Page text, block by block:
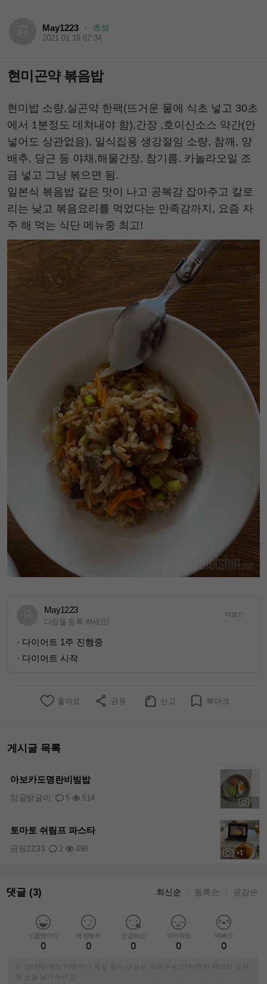
May1223 · 초보
2021.01.19 07:34
현미곤약 볶음밥
현미밥 소량,실곤약 한팩(뜨거운 물에 식초 넣고 30초
에서 1분정도 데쳐내야 함),간장 ,호이신소스 약간(안
넣어도 상관없음), 일식집용 생강절임 소량, 참깨, 양
배추, 당근 등 야채,해물간장, 참기름. 카놀라오일 조
금 넣고 그냥 볶으면 됨.
일본식 볶음밥 같은 맛이 나고 공복감 잡아주고 칼로
리는 낮고 볶음요리를 먹었다는 만족감까지, 요즘 자
주 해 먹는 식단 메뉴중 최고!
May1223
다짐을 등록 하세요!
더보기
· 다이어트 1주 진행중
· 다이어트 시작
좋아요 공유 신고 북마크
게시글 목록
아보카도명란비빔밥
5 514
앙글방글이
+1
토마토 쉬림프 파스타
2 498
곰팅2233
댓글 (3) 최신순 등록순 공감순
도움됐어요
0
응원해요
0
궁금해요
0
부러워요
0
예뻐요
0
※ 상대에 대한 비방이나 욕설 등의 댓글은 피해주세요! 따뜻한 격려와 응원